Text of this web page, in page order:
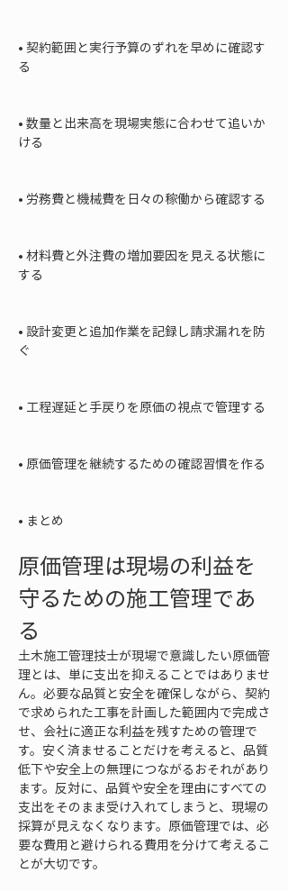
• 契約範囲と実行予算のずれを早めに確認す
る
• 数量と出来高を現場実態に合わせて追いか
ける
• 労務費と機械費を日々の稼働から確認する
• 材料費と外注費の増加要因を見える状態に
する
• 設計変更と追加作業を記録し請求漏れを防
ぐ
• 工程遅延と手戻りを原価の視点で管理する
• 原価管理を継続するための確認習慣を作る
• まとめ
原価管理は現場の利益を
守るための施工管理であ
る
土木施工管理技士が現場で意識したい原価管
理とは、単に支出を抑えることではありませ
ん。必要な品質と安全を確保しながら、契約
で求められた工事を計画した範囲内で完成さ
せ、会社に適正な利益を残すための管理で
す。安く済ませることだけを考えると、品質
低下や安全上の無理につながるおそれがあり
ます。反対に、品質や安全を理由にすべての
支出をそのまま受け入れてしまうと、現場の
採算が見えなくなります。原価管理では、必
要な費用と避けられる費用を分けて考えるこ
とが大切です。